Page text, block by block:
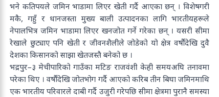
भने कतिपयले जमिन भाडामा लिएर खेती गर्दै आएका छन् । विशेषगरी
मकै, गहुँ र धानजस्ता मुख्य बाली उत्पादनका लागि भारतीयहरूले
नेपालभित्र जमिन भाडामा लिएर खनजोत गर्ने गरेका छन् । यसरी सीमा
रेखाले छुट्याए पनि खेती र जीवनशैलीले जोडेको यो क्षेत्र वर्षौंदेखि दुवै
देशका किसानको साझा खेतजस्तै बनेको छ ।
भद्रपुर–३ मेचीपारिको गाउँका मटिङ राजवंशी केही समयअघि तनावमा
परेका थिए । वर्षौंदेखि जोतभोग गर्दै आएको करिब तीन बिघा जमिनमाथि
एक भारतीय परिवारले दाबी गर्दै उजुरी गरेपछि सीमा क्षेत्रमा पुरानै समस्या